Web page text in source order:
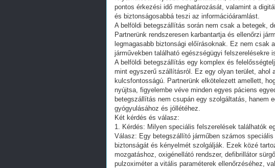
pontos érkezési idő meghatározását, valamint a
és biztonságosabbá teszi az információáramlást.
A belföldi betegszállítás során nem csak a betegek,
Partnerünk rendszeresen karbantartja és ellenőrzi
legmagasabb biztonsági előírásoknak. Ez nem csak
járművekben található egészségügyi felszerelésekre
A belföldi betegszállítás egy komplex és
mint egyszerű szállításról. Ez egy olyan terület, ahol
kulcsfontosságú. Partnerünk elkötelezett amellett,
nyújtsa, figyelembe véve minden egyes páciens
betegszállítás nem csupán egy szolgáltatás, hanem
gyógyulásához és jóllétéhez.
Két kérdés és válasz:
1. Kérdés: Milyen speciális felszerelések találhatók
Válasz: Egy betegszállító járműben számos
biztonságát és kényelmét szolgálják. Ezek közé
mozgatáshoz, oxigénellátó rendszer, defibrillátor
pulzoximéter a vitális paraméterek ellenőrzéséhez,